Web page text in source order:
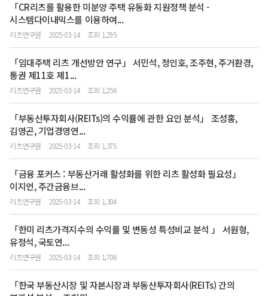
「CR리츠를 활용한 미분양 주택 유동화 지원정책 분석 -
시스템다이내믹스를 이용하여...
리츠연구원 2025-03-14 조회 1,295
「임대주택 리츠 개선방안 연구」 서민석, 정인호, 조주현, 주거환경,
통권 제11호 제1...
리츠연구원 2025-03-14 조회 1,256
「부동산투자회사(REITs)의 수익률에 관한 요인 분석」 조성홍,
김영곤, 기업경영연...
리츠연구원 2025-03-14 조회 1,375
「금융 포커스 : 부동산거래 활성화를 위한 리츠 활성화 필요성」
이지언, 주간금융브...
리츠연구원 2025-03-14 조회 1,304
「한미 리츠가격지수의 수익률 및 변동성 특성비교 분석 」 서원형,
유정석, 국토연...
리츠연구원 2025-03-14 조회 1,706
「한국 부동산시장 및 자본시장과 부동산투자회사(REITs) 간의